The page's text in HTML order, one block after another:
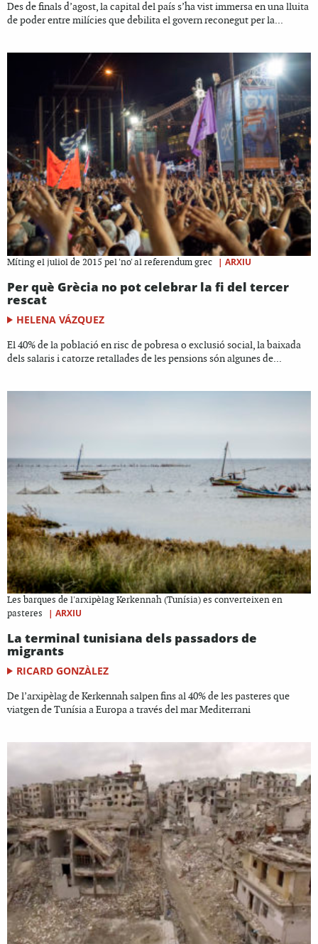
Des de finals d’agost, la capital del país s’ha vist immersa en una lluita
de poder entre milícies que debilita el govern reconegut per la...
Míting el juliol de 2015 pel 'no' al referendum grec | ARXIU
Per què Grècia no pot celebrar la fi del tercer
rescat
HELENA VÁZQUEZ
El 40% de la població en risc de pobresa o exclusió social, la baixada
dels salaris i catorze retallades de les pensions són algunes de...
Les barques de l'arxipèlag Kerkennah (Tunísia) es converteixen en
pasteres
| ARXIU
La terminal tunisiana dels passadors de
migrants
RICARD GONZÀLEZ
De l’arxipèlag de Kerkennah salpen fins al 40% de les pasteres que
viatgen de Tunísia a Europa a través del mar Mediterrani